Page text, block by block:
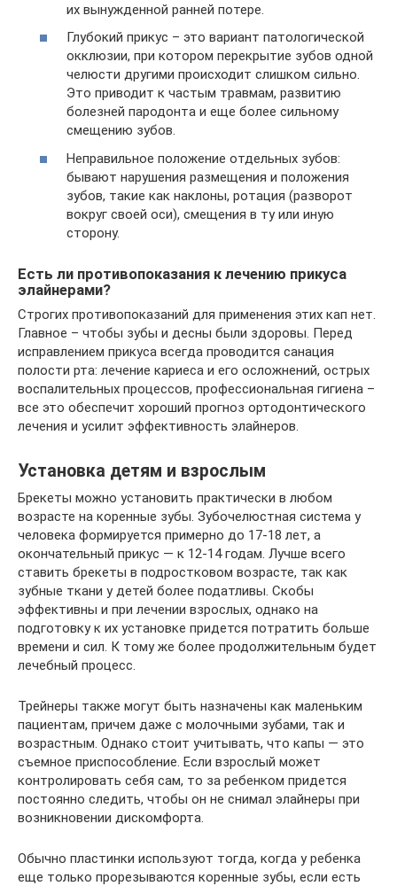
их вынужденной ранней потере.
Глубокий прикус – это вариант патологической
окклюзии, при котором перекрытие зубов одной
челюсти другими происходит слишком сильно.
Это приводит к частым травмам, развитию
болезней пародонта и еще более сильному
смещению зубов.
Неправильное положение отдельных зубов:
бывают нарушения размещения и положения
зубов, такие как наклоны, ротация (разворот
вокруг своей оси), смещения в ту или иную
сторону.
Есть ли противопоказания к лечению прикуса
элайнерами?
Строгих противопоказаний для применения этих кап нет.
Главное – чтобы зубы и десны были здоровы. Перед
исправлением прикуса всегда проводится санация
полости рта: лечение кариеса и его осложнений, острых
воспалительных процессов, профессиональная гигиена –
все это обеспечит хороший прогноз ортодонтического
лечения и усилит эффективность элайнеров.
Установка детям и взрослым
Брекеты можно установить практически в любом
возрасте на коренные зубы. Зубочелюстная система у
человека формируется примерно до 17-18 лет, а
окончательный прикус — к 12-14 годам. Лучше всего
ставить брекеты в подростковом возрасте, так как
зубные ткани у детей более податливы. Скобы
эффективны и при лечении взрослых, однако на
подготовку к их установке придется потратить больше
времени и сил. К тому же более продолжительным будет
лечебный процесс.
Трейнеры также могут быть назначены как маленьким
пациентам, причем даже с молочными зубами, так и
возрастным. Однако стоит учитывать, что капы — это
съемное приспособление. Если взрослый может
контролировать себя сам, то за ребенком придется
постоянно следить, чтобы он не снимал элайнеры при
возникновении дискомфорта.
Обычно пластинки используют тогда, когда у ребенка
еще только прорезываются коренные зубы, если есть